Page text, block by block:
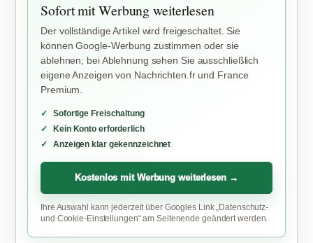
Sofort mit Werbung weiterlesen
Der vollständige Artikel wird freigeschaltet. Sie
können Google-Werbung zustimmen oder sie
ablehnen; bei Ablehnung sehen Sie ausschließlich
eigene Anzeigen von Nachrichten.fr und France
Premium.
Sofortige Freischaltung
Kein Konto erforderlich
Anzeigen klar gekennzeichnet
Kostenlos mit Werbung weiterlesen →
Ihre Auswahl kann jederzeit über Googles Link „Datenschutz-
und Cookie-Einstellungen“ am Seitenende geändert werden.